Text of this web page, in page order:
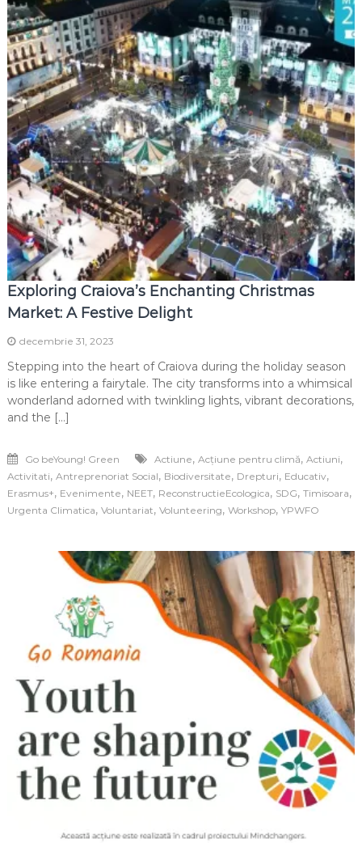
Exploring Craiova’s Enchanting Christmas
Market: A Festive Delight
decembrie 31, 2023
Stepping into the heart of Craiova during the holiday season
is like entering a fairytale. The city transforms into a whimsical
wonderland adorned with twinkling lights, vibrant decorations,
and the […]
Go beYoung! Green Actiune, Acțiune pentru climă, Actiuni,
Activitati, Antreprenoriat Social, Biodiversitate, Drepturi, Educativ,
Erasmus+, Evenimente, NEET, ReconstructieEcologica, SDG, Timisoara,
Urgenta Climatica, Voluntariat, Volunteering, Workshop, YPWFO